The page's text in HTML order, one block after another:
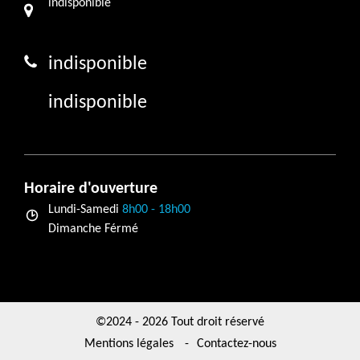
indisponible
indisponible
indisponible
Horaire d'ouverture
Lundi-Samedi 8h00 - 18h00
Dimanche Férmé
©2024 - 2026 Tout droit réservé
Mentions légales
- Contactez-nous